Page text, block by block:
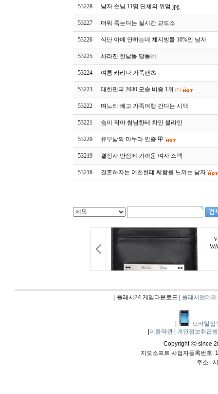
53228 남자 손님 11명 단체의 위엄.jpg
53227 더워 죽는다는 실시간 교도소
53226 식단 아예 안하는데 체지방률 10%인 남자
53225 사라진 한남동 달동네
53224 여름 카리나 가죽팬츠
53223 대한민국 2030 모솔 비중 1위 (1)
53222 며느리 빼고 가족여행 간다는 시댁
53221 슴이 작아 썸남한테 차인 블라인
53220 유부남의 마누라 인증 甲
53219 결정사 만점에 가까운 여자 스펙
53218 결혼하자는 여친한테 쎄함을 느끼는 남자
플래시24 게임다운로드 | 플래시업데이
모바일접
이용약관
개인정보취급
Copyright ⓒ since
지오소프트 사업자등록번호:
주소 :